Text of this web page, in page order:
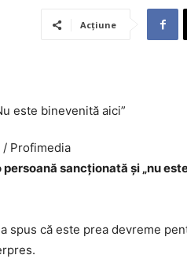
Acțiune
/ Profimedia
sancţionată şi „nu
spus că este prea devreme